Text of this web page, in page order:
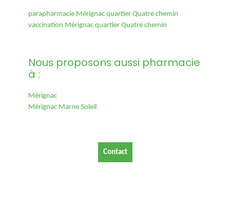
parapharmacie Mérignac quartier Quatre chemin
vaccination Mérignac quartier Quatre chemin
Nous proposons aussi pharmacie
à :
Mérignac
Mérignac Marne Soleil
Contact